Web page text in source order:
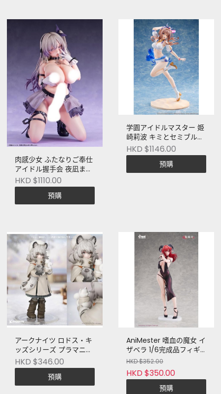
肉感少女 ふたなりご奉仕
アイドル握手会 夜凪まど
か
HKD $1110.00
預購
学園アイドルマスター 姫
崎莉波 キミとセミブルー
Ver.
HKD $1146.00
預購
アークナイツ ロドス・キ
ッズシリーズ プラマニク
ス
HKD $346.00
預購
AniMester 嗜血の魔女 イ
ザベラ 1/6完成品フィギ
ュア
HKD $352.00
HKD $350.00
預購